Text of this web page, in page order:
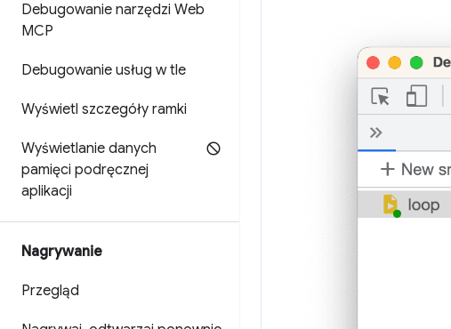
Debugowanie narzędzi Web
MCP
Debugowanie usług w tle
Wyświetl szczegóły ramki
Wyświetlanie danych
pamięci podręcznej
aplikacji
Nagrywanie
Przegląd